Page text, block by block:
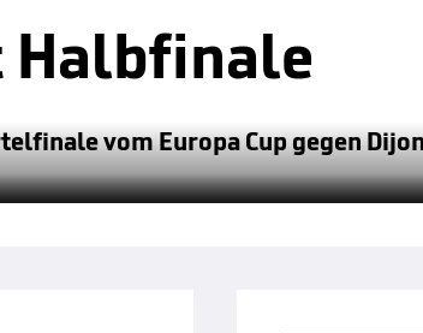
Halbfinale
vom Europa Cup gegen